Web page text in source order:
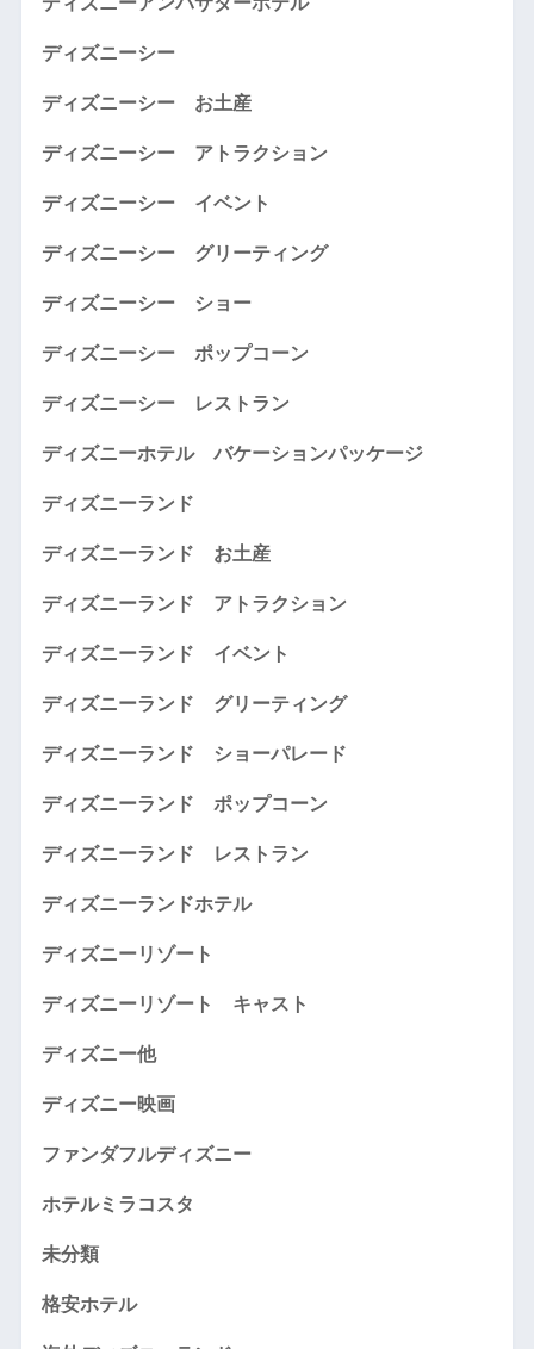
ディズニーシー
ディズニーシー お土産
ディズニーシー アトラクション
ディズニーシー イベント
ディズニーシー グリーティング
ディズニーシー ショー
ディズニーシー ポップコーン
ディズニーシー レストラン
ディズニーホテル バケーションパッケージ
ディズニーランド
ディズニーランド お土産
ディズニーランド アトラクション
ディズニーランド イベント
ディズニーランド グリーティング
ディズニーランド ショーパレード
ディズニーランド ポップコーン
ディズニーランド レストラン
ディズニーランドホテル
ディズニーリゾート
ディズニーリゾート キャスト
ディズニー他
ディズニー映画
ファンダフルディズニー
ホテルミラコスタ
未分類
格安ホテル